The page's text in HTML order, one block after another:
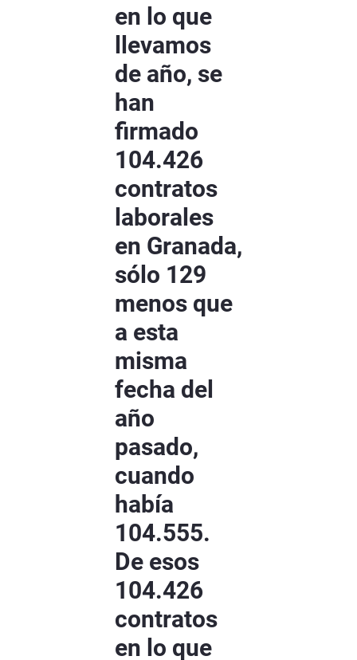
en lo que
llevamos
de año, se
han
firmado
104.426
contratos
laborales
en Granada,
sólo 129
menos que
a esta
misma
fecha del
año
pasado,
cuando
había
104.555.
De esos
104.426
contratos
en lo que